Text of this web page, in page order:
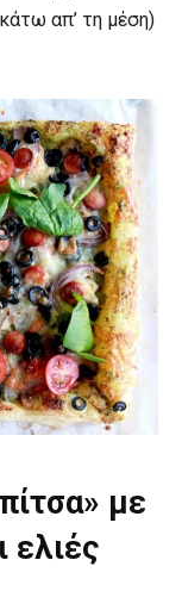
απ’ τη μέση)
με
ελιές